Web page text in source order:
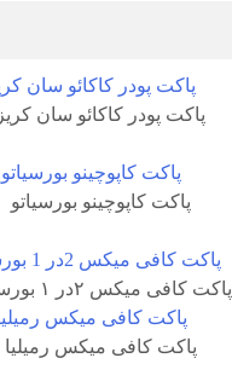
پاکت پودر کاکائو سان کریز
پاکت کاپوچینو بورسیاتو
پاکت کافی میکس ۲در ۱ بورسیاتو
پاکت کافی میکس رمیلیا